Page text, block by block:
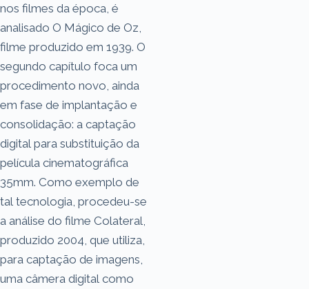
nos filmes da época, é
analisado O Mágico de Oz,
filme produzido em 1939. O
segundo capítulo foca um
procedimento novo, ainda
em fase de implantação e
consolidação: a captação
digital para substituição da
película cinematográfica
35mm. Como exemplo de
tal tecnologia, procedeu-se
a análise do filme Colateral,
produzido 2004, que utiliza,
para captação de imagens,
uma câmera digital como